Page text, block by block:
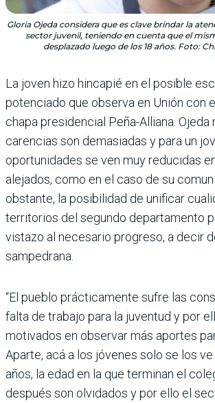
Gloria Ojeda considera que es clave brindar la
sector juvenil, teniendo en cuenta que el
desplazado luego de los 18 años. Foto:
La joven hizo hincapié en el posible
potenciado que observa en Unión con
chapa presidencial Peña-Alliana. Ojeda
carencias son demasiadas y para un
oportunidades se ven muy reducidas
alejados, como en el caso de su
obstante, la posibilidad de unificar
territorios del segundo departamento
vistazo al necesario progreso, a decir
sampedrana.
“El pueblo prácticamente sufre las
falta de trabajo para la juventud y por
motivados en observar más aportes
Aparte, acá a los jóvenes solo se los
años, la edad en la que terminan el
después son olvidados y por ello el